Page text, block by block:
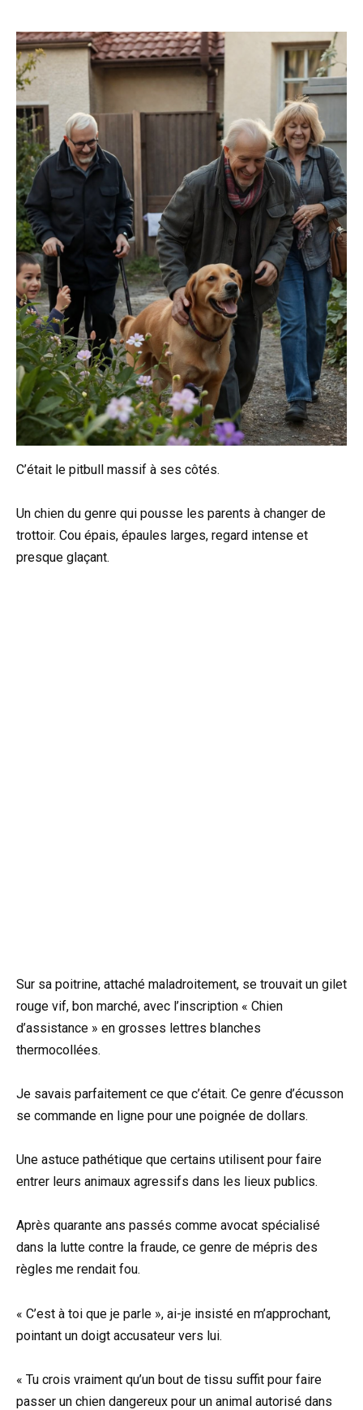
C’était le pitbull massif à ses côtés.
Un chien du genre qui pousse les parents à changer de
trottoir. Cou épais, épaules larges, regard intense et
presque glaçant.
Sur sa poitrine, attaché maladroitement, se trouvait un gilet
rouge vif, bon marché, avec l’inscription « Chien
d’assistance » en grosses lettres blanches
thermocollées.
Je savais parfaitement ce que c’était. Ce genre d’écusson
se commande en ligne pour une poignée de dollars.
Une astuce pathétique que certains utilisent pour faire
entrer leurs animaux agressifs dans les lieux publics.
Après quarante ans passés comme avocat spécialisé
dans la lutte contre la fraude, ce genre de mépris des
règles me rendait fou.
« C’est à toi que je parle », ai-je insisté en m’approchant,
pointant un doigt accusateur vers lui.
« Tu crois vraiment qu’un bout de tissu suffit pour faire
passer un chien dangereux pour un animal autorisé dans